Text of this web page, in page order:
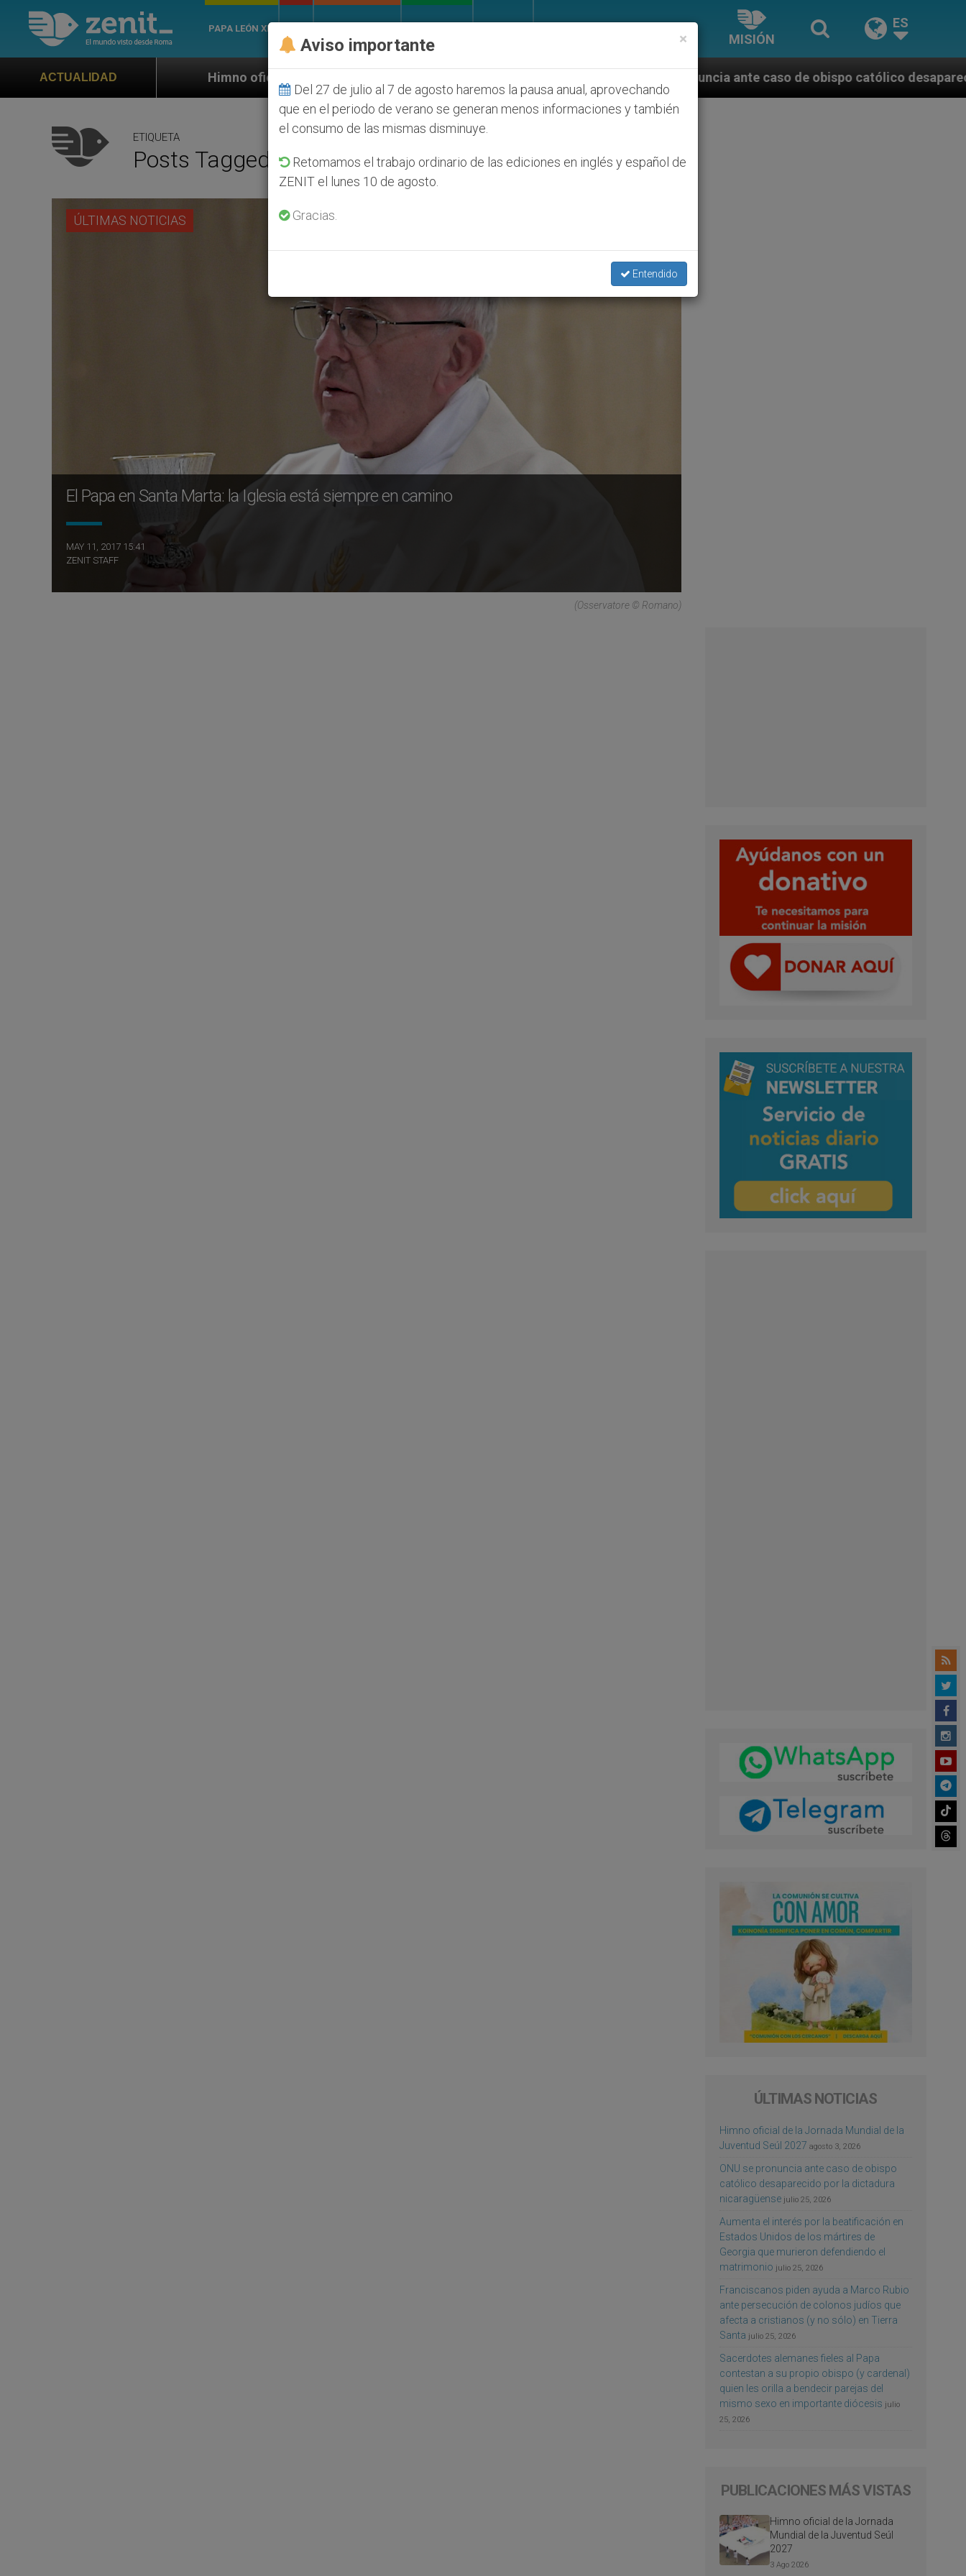
PAPA LEÓN XIV
MISIÓN
ES
ACTUALIDAD
Himno oficial de la Jornada Mundial de la Juventud Seúl 2027 ONU se pronuncia ante caso de obispo católico desaparecido por la dictadura
ETIQUETA
Posts Tagged ‘11/05/2017’
ÚLTIMAS NOTICIAS
El Papa en Santa Marta: la Iglesia está siempre en camino
MAY 11, 2017 15:41
ZENIT STAFF
(Osservatore © Romano)
ÚLTIMAS NOTICIAS
Himno oficial de la Jornada Mundial de la
Juventud Seúl 2027 agosto 3, 2026
ONU se pronuncia ante caso de obispo
católico desaparecido por la dictadura
nicaragüense julio 25, 2026
Aumenta el interés por la beatificación en
Estados Unidos de los mártires de
Georgia que murieron defendiendo el
matrimonio julio 25, 2026
Franciscanos piden ayuda a Marco Rubio
ante persecución de colonos judíos que
afecta a cristianos (y no sólo) en Tierra
Santa julio 25, 2026
Sacerdotes alemanes fieles al Papa
contestan a su propio obispo (y cardenal)
quien les orilla a bendecir parejas del
mismo sexo en importante diócesis julio
25, 2026
PUBLICACIONES MÁS VISTAS
Himno oficial de la Jornada
Mundial de la Juventud Seúl
2027
3 Ago 2026
×
Aviso importante
Del 27 de julio al 7 de agosto haremos la pausa anual, aprovechando
que en el periodo de verano se generan menos informaciones y también
el consumo de las mismas disminuye.
Retomamos el trabajo ordinario de las ediciones en inglés y español de
ZENIT el lunes 10 de agosto.
Gracias.
Entendido